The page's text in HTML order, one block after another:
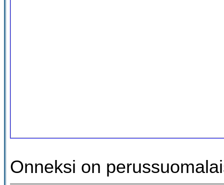
Onneksi on